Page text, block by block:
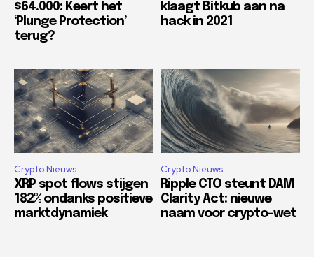
$64.000: Keert het
‘Plunge Protection’
terug?
klaagt Bitkub aan na
hack in 2021
Crypto Nieuws
XRP spot flows stijgen
182% ondanks positieve
marktdynamiek
Crypto Nieuws
Ripple CTO steunt DAM
Clarity Act: nieuwe
naam voor crypto-wet